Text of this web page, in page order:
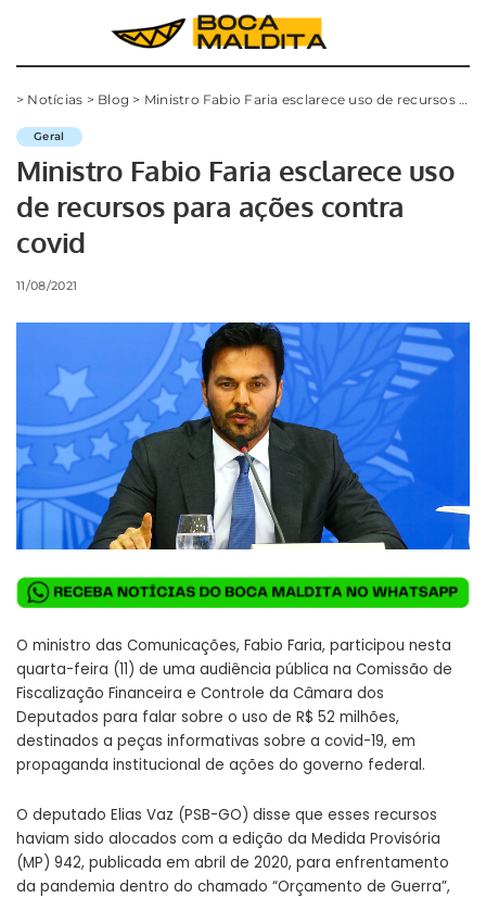
> Notícias > Blog > Ministro Fabio Faria esclarece uso de recursos para ações contra covid
Geral
Ministro Fabio Faria esclarece uso
de recursos para ações contra
covid
11/08/2021
O ministro das Comunicações, Fabio Faria, participou nesta
quarta-feira (11) de uma audiência pública na Comissão de
Fiscalização Financeira e Controle da Câmara dos
Deputados para falar sobre o uso de R$ 52 milhões,
destinados a peças informativas sobre a covid-19, em
propaganda institucional de ações do governo federal.
O deputado Elias Vaz (PSB-GO) disse que esses recursos
haviam sido alocados com a edição da Medida Provisória
(MP) 942, publicada em abril de 2020, para enfrentamento
da pandemia dentro do chamado “Orçamento de Guerra”,